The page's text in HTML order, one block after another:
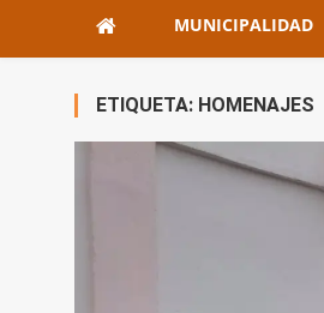
MUNICIPALIDAD
ETIQUETA: HOMENAJES